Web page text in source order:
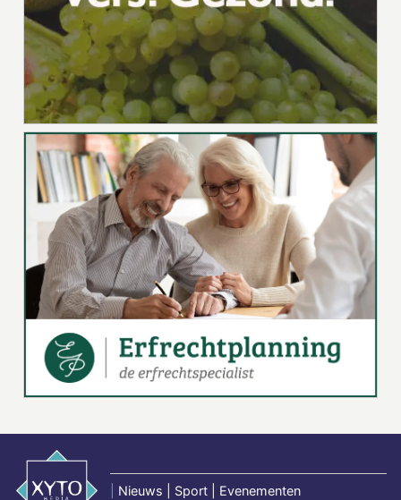
Nieuws | Sport | Evenementen